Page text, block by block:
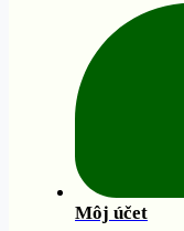
Môj účet